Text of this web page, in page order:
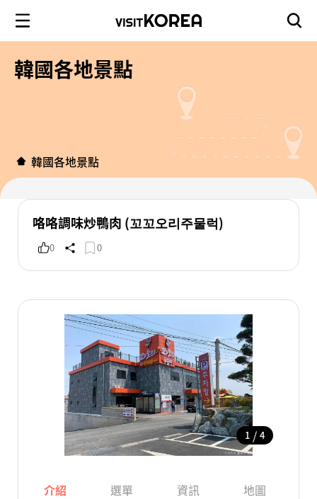
韓國各地景點
韓國各地景點
咯咯調味炒鴨肉 (꼬꼬오리주물럭)
0 0
1 / 4
介紹 選單 資訊 地圖